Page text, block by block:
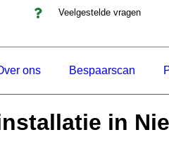
Veelgestelde vragen
ons Bespaarscan
in